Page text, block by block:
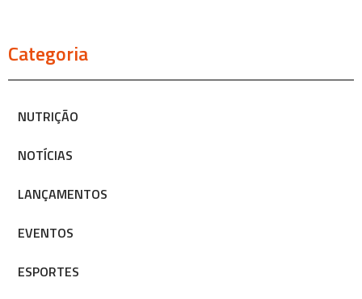
Categoria
NUTRIÇÃO
NOTÍCIAS
LANÇAMENTOS
EVENTOS
ESPORTES